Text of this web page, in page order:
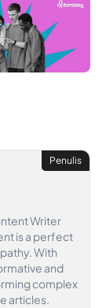
Penulis
Writer
is a perfect
With
and
complex
articles.